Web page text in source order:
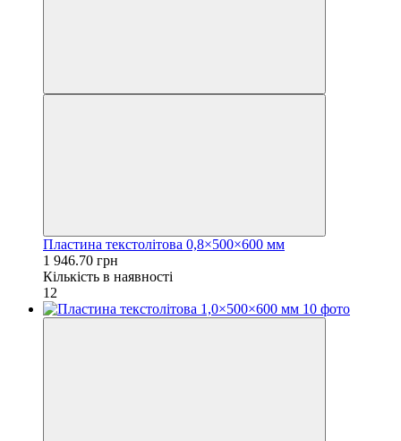
Пластина текстолітова 0,8×500×600 мм
1 946.70 грн
Кількість в наявності
12